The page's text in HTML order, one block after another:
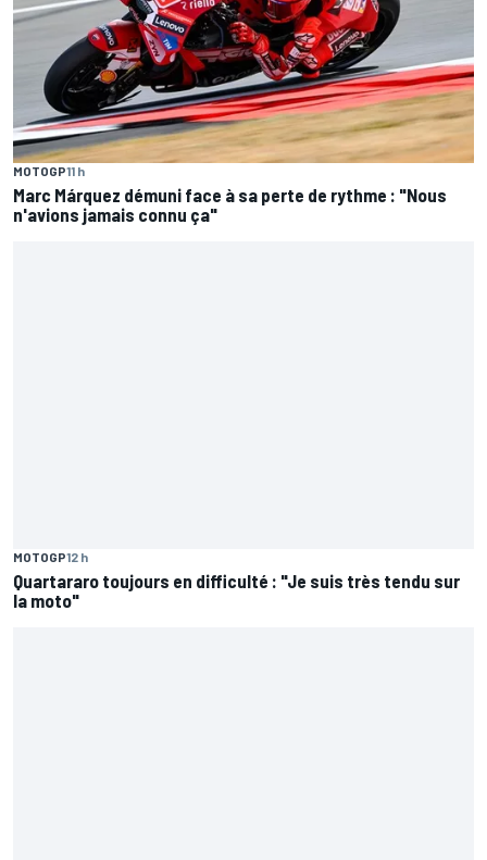
MOTOGP11 h
Marc Márquez démuni face à sa perte de rythme : "Nous
n'avions jamais connu ça"
MOTOGP12 h
Quartararo toujours en difficulté : "Je suis très tendu sur
la moto"